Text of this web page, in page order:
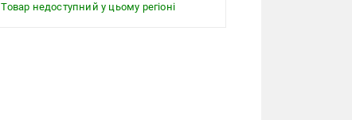
Товар недоступний у цьому регіоні